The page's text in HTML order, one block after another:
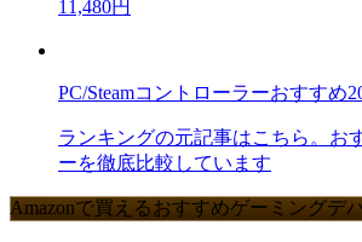
11,480円
PC/Steamコントローラーおすすめ
ランキングの元記事はこちら。お
ーを徹底比較しています
Amazonで買えるおすすめゲーミングデ